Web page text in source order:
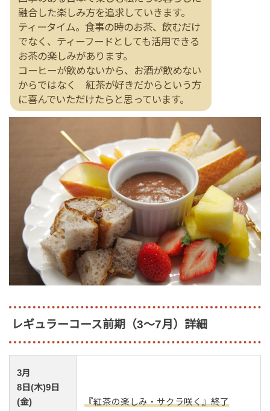
融合した楽しみ方を追求していきます。
ティータイム。食事の時のお茶、飲むだけ
でなく、ティーフードとしても活用できる
お茶の楽しみがあります。
コーヒーが飲めないから、お酒が飲めない
からではなく 紅茶が好きだからという方
に喜んでいただけたらと思っています。
レギュラーコース前期（3～7月）詳細
3月
8日(木)9日
(金)
『紅茶の楽しみ・サクラ咲く』終了